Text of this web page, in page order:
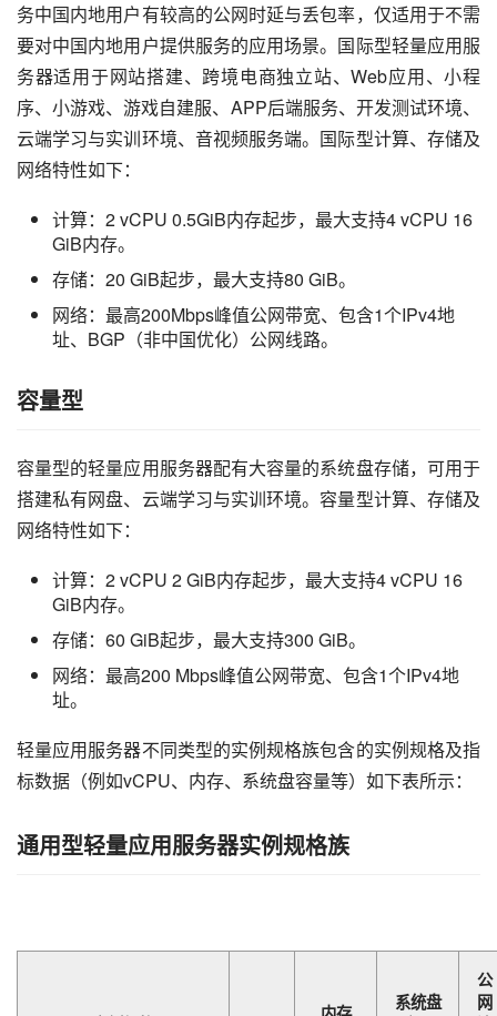
务中国内地用户有较高的公网时延与丢包率，仅适用于不需
要对中国内地用户提供服务的应用场景。国际型轻量应用服
务器适用于网站搭建、跨境电商独立站、Web应用、小程
序、小游戏、游戏自建服、APP后端服务、开发测试环境、
云端学习与实训环境、音视频服务端。国际型计算、存储及
网络特性如下：
计算：2 vCPU 0.5GiB内存起步，最大支持4 vCPU 16
GiB内存。
存储：20 GiB起步，最大支持80 GiB。
网络：最高200Mbps峰值公网带宽、包含1个IPv4地
址、BGP（非中国优化）公网线路。
容量型
容量型的轻量应用服务器配有大容量的系统盘存储，可用于
搭建私有网盘、云端学习与实训环境。容量型计算、存储及
网络特性如下：
计算：2 vCPU 2 GiB内存起步，最大支持4 vCPU 16
GiB内存。
存储：60 GiB起步，最大支持300 GiB。
网络：最高200 Mbps峰值公网带宽、包含1个IPv4地
址。
轻量应用服务器不同类型的实例规格族包含的实例规格及指
标数据（例如vCPU、内存、系统盘容量等）如下表所示：
通用型轻量应用服务器实例规格族
系统盘
公
网